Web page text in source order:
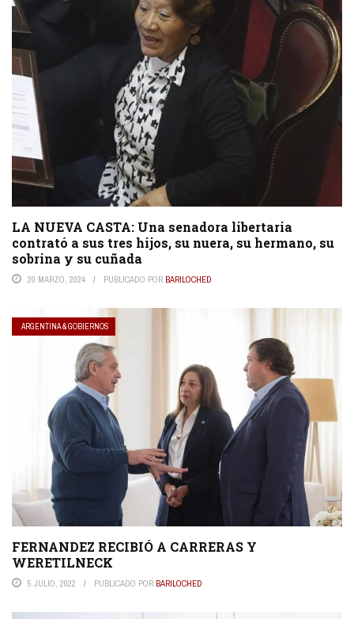
LA NUEVA CASTA: Una senadora libertaria
contrató a sus tres hijos, su nuera, su hermano, su
sobrina y su cuñada
20 MARZO, 2024 PUBLICADO POR BARILOCHED
ARGENTINA & GOBIERNOS
FERNANDEZ RECIBIÓ A CARRERAS Y
WERETILNECK
5 JULIO, 2022 PUBLICADO POR BARILOCHED